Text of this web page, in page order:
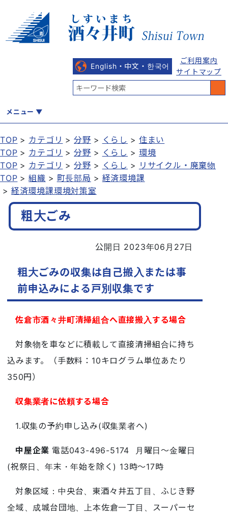
English・中文・한국어
ご利用案内
サイトマップ
メニュー
くらし 健康・福祉 教育・文化 観光・魅力
行政 まちづくり 防災
TOP カテゴリ 分野 くらし
住まい
TOP
カテゴリ 分野 くらし
環境
TOP
カテゴリ 分野 くらし
リサイクル・廃棄物
TOP
組織 町長部局
経済環境課
経済環境課環境対策室
粗大ごみ
公開日 2023年06月27日
粗大ごみの収集は自己搬入または事
前申込みによる戸別収集です
佐倉市酒々井町清掃組合へ直接搬入する場合
対象物を車などに積載して直接清掃組合に持ち
込みます。（手数料：10キログラム単位あたり
350円）
収集業者に依頼する場合
1.収集の予約申し込み(収集業者へ)
中屋企業 電話043-496-5174 月曜日～金曜日
(祝祭日、年末・年始を除く) 13時～17時
対象区域：中央台、東酒々井五丁目、ふじき野
全域、成城台団地、上本佐倉一丁目、スーパーセ